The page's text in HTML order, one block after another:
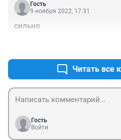
Гость
9 ноября 2022, 17:31
сильно
Читать все
Гость
Войти